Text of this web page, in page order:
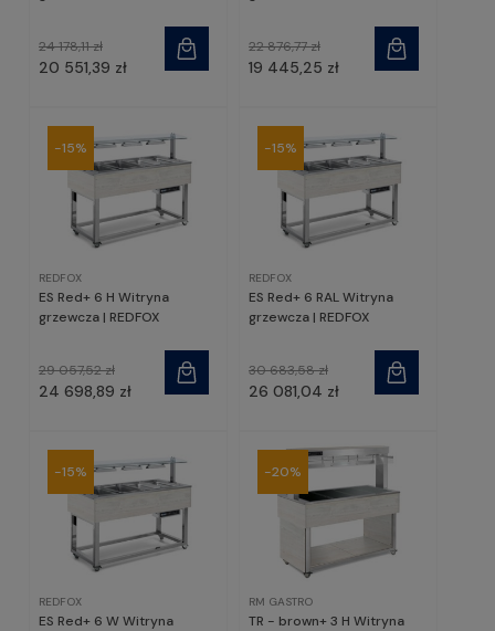
20 551,39 zł
24 178,11 zł
19 445,25 zł
22 876,77 zł
REDFOX
ES Red+ 6 H Witryna
grzewcza | REDFOX
24 698,89 zł
29 057,52 zł
-15%
REDFOX
ES Red+ 6 RAL Witryna
grzewcza | REDFOX
26 081,04 zł
30 683,58 zł
-15%
REDFOX
ES Red+ 6 W Witryna
-15%
RM GASTRO
TR - brown+ 3 H Witryna
-20%